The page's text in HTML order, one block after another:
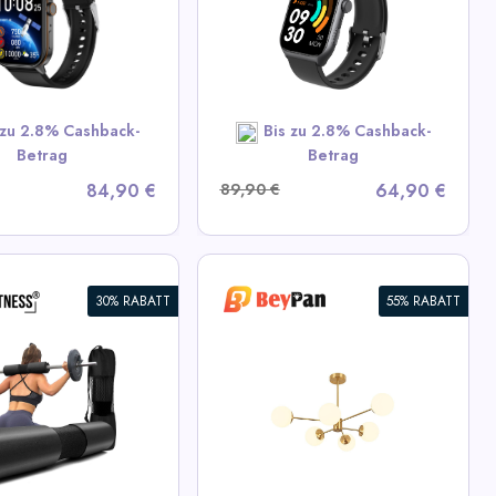
2.8% Cashback-
Betrag
84,90 €
Bis zu 2.8% Cashback-
Betrag
89,90 €
64,90 €
All 360GradFitness
Deals
SHOP NOW
30% RABATT 55% RABATT
Opal Glass Globe
Kronleuchter
All BeyPan Deals